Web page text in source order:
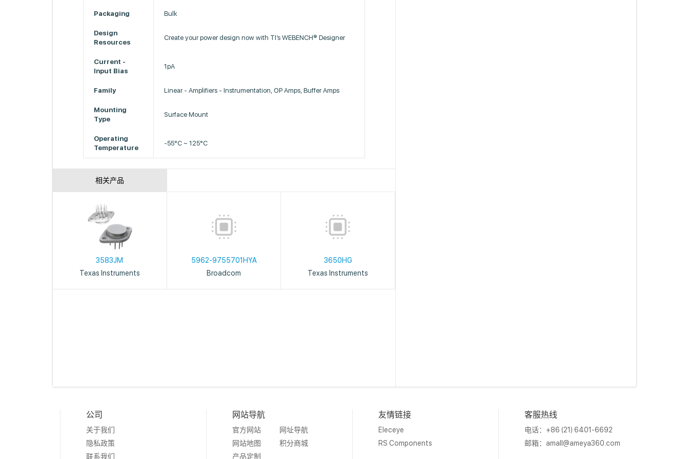
Packaging Bulk
Design
Resources
Create your power design now with TI’s WEBENCH® Designer
Current -
Input Bias
1pA
Family Linear - Amplifiers - Instrumentation, OP Amps, Buffer Amps
Mounting
Type
Surface Mount
Operating
Temperature
-55°C ~ 125°C
相关产品
3583JM
Texas Instruments
5962-9755701HYA
Broadcom
3650HG
Texas Instruments
公司
关于我们
隐私政策
联系我们
网站导航
官方网站
网址导航
网站地图
积分商城
产品定制
友情链接
Eleceye
RS Components
客服热线
电话：+86 (21) 6401-6692
邮箱： amall@ameya360.com